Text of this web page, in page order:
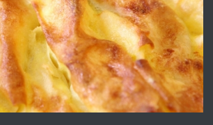
Първи поход "По стъпките на Ангел
Войвода"
преди 1 година
Монтажник на малки детайли за